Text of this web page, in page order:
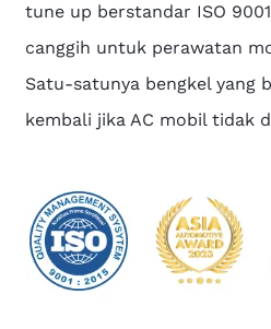
tune up berstandar ISO
canggih untuk perawatan
Satu-satunya bengkel yang
kembali jika AC mobil tidak